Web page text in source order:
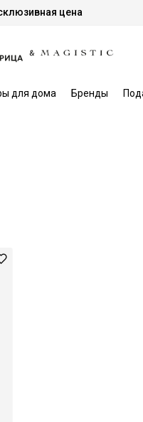
цена
для дома Бренды